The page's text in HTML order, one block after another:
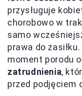
przysługuje
chorobowo w
samo
prawa do
moment porodu
zatrudnienia,
przed podjęciem